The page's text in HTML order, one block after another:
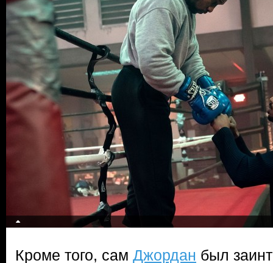
Кроме того, сам Джордан был